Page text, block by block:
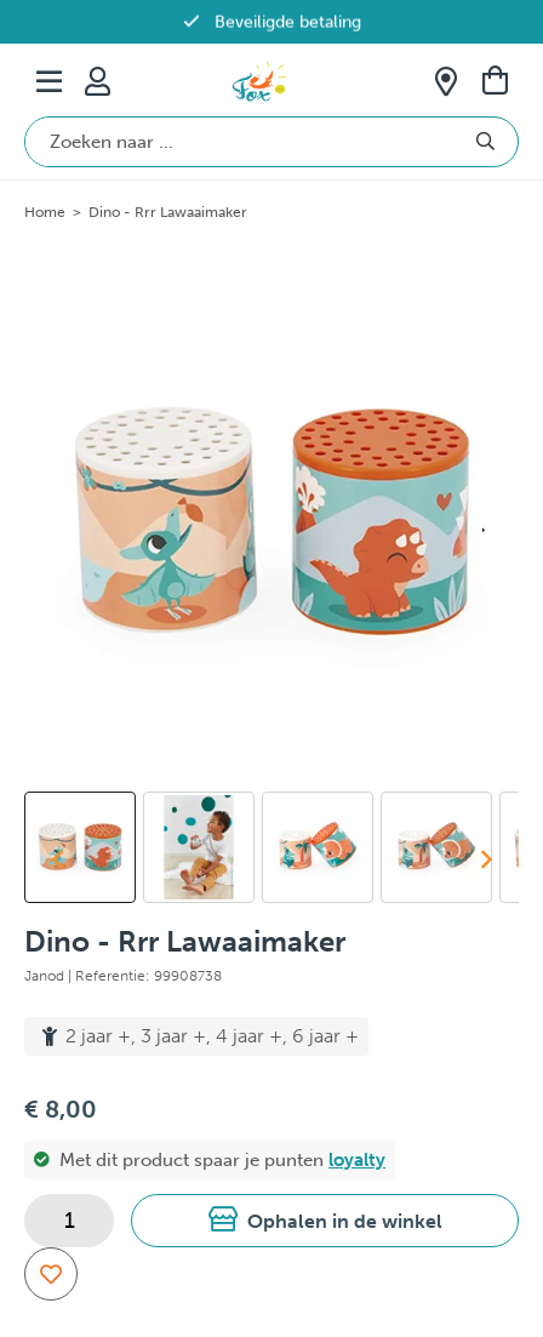
Beveiligde betaling
Gratis verzending vanaf €69 in België
Home > Dino - Rrr Lawaaimaker
Dino - Rrr Lawaaimaker
Janod | Referentie: 99908738
2 jaar +, 3 jaar +, 4 jaar +, 6 jaar +
€ 8,00
Met dit product spaar je punten loyalty
Ophalen in de winkel